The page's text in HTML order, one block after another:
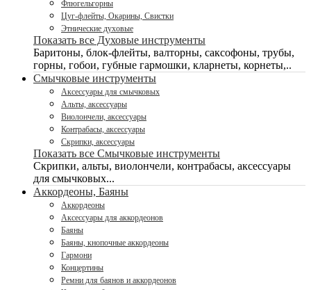
Флюгельгорны
Цуг-флейты, Окарины, Свистки
Этнические духовые
Показать все Духовые инструменты
Баритоны, блок-флейты, валторны, саксофоны, трубы,
горны, гобои, губные гармошки, кларнеты, корнеты,..
Смычковые инструменты
Аксессуары для смычковых
Альты, аксессуары
Виолончели, аксессуары
Контрабасы, аксессуары
Скрипки, аксессуары
Показать все Смычковые инструменты
Скрипки, альты, виолончели, контрабасы, аксессуары
для смычковых...
Аккордеоны, Баяны
Аккордеоны
Аксессуары для аккордеонов
Баяны
Баяны, кнопочные аккордеоны
Гармони
Концертины
Ремни для баянов и аккордеонов